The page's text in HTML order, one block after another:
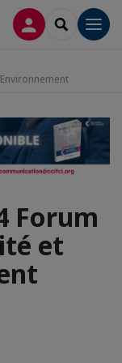
CONNEXION
Forum
et